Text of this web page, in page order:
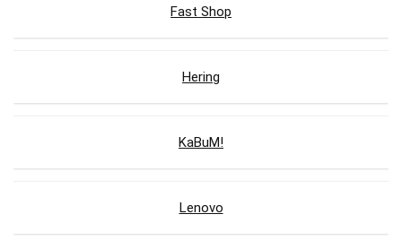
Fast Shop
Hering
KaBuM!
Lenovo